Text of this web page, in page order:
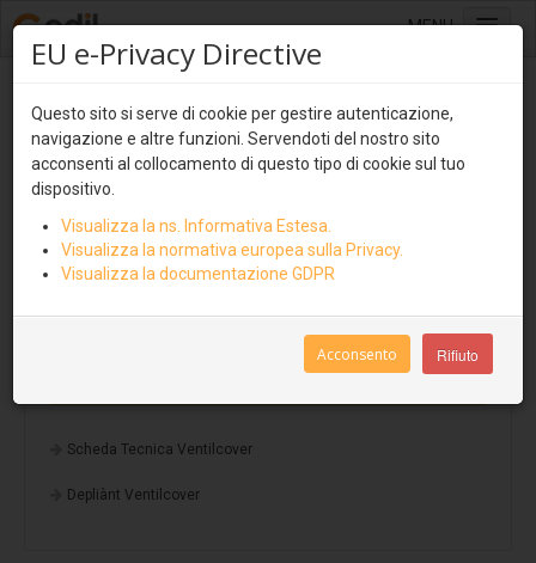
MENU
Sistemi di copertura
Lastre multistrato
Coverib 850
Coverpiù Curvabile
Coverpiù AGRI
Sistemi isolati e ventilati
Ventilcover
Smart Drain
Cover Tray
Scheda Tecnica Ventilcover
Depliànt Ventilcover
EU e-Privacy Directive
Questo sito si serve di cookie per gestire autenticazione,
navigazione e altre funzioni. Servendoti del nostro sito
acconsenti al collocamento di questo tipo di cookie sul tuo
dispositivo.
Visualizza la ns. Informativa Estesa.
Visualizza la normativa europea sulla Privacy.
Visualizza la documentazione GDPR
Acconsento Rifiuto